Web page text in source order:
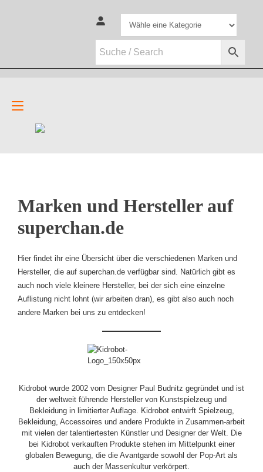
Navigation
umschalten
Marken und Hersteller auf
superchan.de
Hier findet ihr eine Übersicht über die verschiedenen Marken und
Hersteller, die auf superchan.de verfügbar sind. Natürlich gibt es
auch noch viele kleinere Hersteller, bei der sich eine einzelne
Auflistung nicht lohnt (wir arbeiten dran), es gibt also auch noch
andere Marken bei uns zu entdecken!
Kidrobot wurde 2002 vom Designer Paul Budnitz gegründet und ist
der weltweit führende Hersteller von Kunstspielzeug und
Bekleidung in limitierter Auflage. Kidrobot entwirft Spielzeug,
Bekleidung, Accessoires und andere Produkte in Zusammen-arbeit
mit vielen der talentiertesten Künstler und Designer der Welt. Die
bei Kidrobot verkauften Produkte stehen im Mittelpunkt einer
globalen Bewegung, die die Avantgarde sowohl der Pop-Art als
auch der Massenkultur verkörpert.